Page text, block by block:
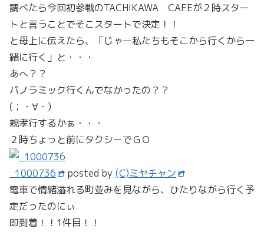
調べたら今回初参戦のTACHIKAWA CAFEが２時スター
トと言うことでそこスタートで決定！！
と母上に伝えたら、「じゃー私たちもそこから行くから一
緒に行く」と・・・
あへ？？
パノラミック行くんでなかったの？？
(；・∀・)
親孝行するかぁ・・・
２時ちょっと前にタクシーでＧＯ
_1000736 posted by (C)ミヤチャン
電車で情緒溢れる町並みを見ながら、ひたりながら行く予
定だったのにぃ
即到着！！1件目！！